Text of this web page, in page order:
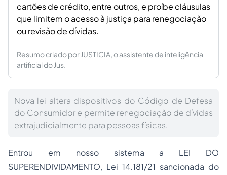
cartões de crédito, entre outros, e proíbe cláusulas
que limitem o acesso à justiça para renegociação
ou revisão de dívidas.
Resumo criado por JUSTICIA, o assistente de inteligência
artificial do Jus.
Nova lei altera dispositivos do Código de Defesa
do Consumidor e permite renegociação de dívidas
extrajudicialmente para pessoas físicas.
Entrou em nosso sistema a LEI DO
SUPERENDIVIDAMENTO, Lei 14.181/21 sancionada do